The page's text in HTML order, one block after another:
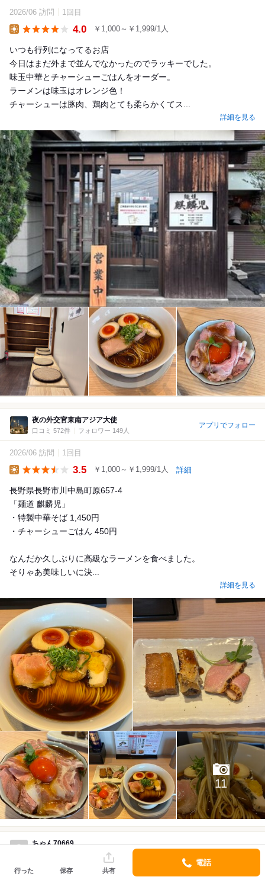
2026/06 訪問 1回目
4.0 ￥1,000～￥1,999/1人
いつも行列になってるお店
今日はまだ外まで並んでなかったのでラッキーでした。
味玉中華とチャーシューごはんをオーダー。
ラーメンは味玉はオレンジ色！
チャーシューは豚肉、鶏肉とても柔らかくてス...
詳細を見る
夜の外交官東南アジア大使
口コミ 572件 フォロワー 149人
アプリでフォロー
2026/06 訪問 1回目
3.5 ￥1,000～￥1,999/1人 詳細
長野県長野市川中島町原657-4
「麺道 麒麟児」
・特製中華そば 1,450円
・チャーシューごはん 450円
なんだか久しぶりに高級なラーメンを食べました。
そりゃあ美味しいに決...
詳細を見る
11
ちゃん70669
フォロワー 17人
アプリでフォロー
2026/05 訪問 1回目
行った 保存 共有
電話